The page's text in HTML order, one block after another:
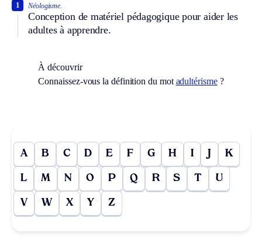
Néologisme.
Conception de matériel pédagogique pour aider les
adultes à apprendre.
1
À découvrir
Connaissez-vous la définition du mot adultérisme?
A B C D E F G H I J K
L M N O P Q R S T U
V W X Y Z